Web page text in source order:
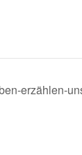
erzählen-